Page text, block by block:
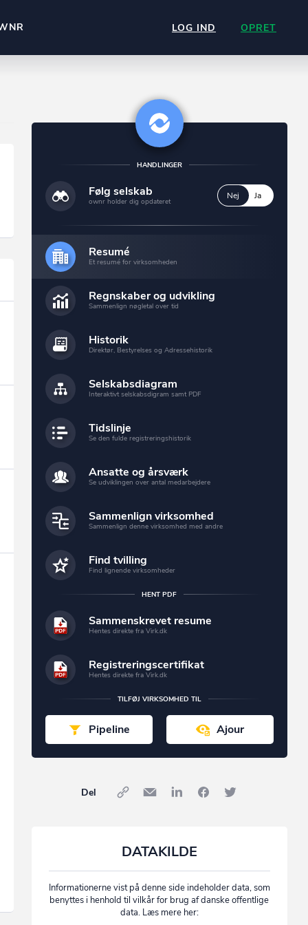
LOG IND OPRET
HANDLINGER
Følg selskab
ownr holder dig opdateret
Nej Ja
Resumé
Et resumé for virksomheden
Regnskaber og udvikling
Sammenlign nøgletal over tid
Historik
Direktør, Bestyrelses og Adressehistorik
Selskabsdiagram
Interaktivt selskabsdigram samt PDF
Tidslinje
Se den fulde registreringshistorik
Ansatte og årsværk
Se udviklingen over antal medarbejdere
Sammenlign virksomhed
Sammenlign denne virksomhed med andre
Find tvilling
Find lignende virksomheder
HENT PDF
Sammenskrevet resume
Hentes direkte fra Virk.dk
Registreringscertifikat
Hentes direkte fra Virk.dk
TILFØJ VIRKSOMHED TIL
Pipeline Ajour
Del
DATAKILDE
Informationerne vist på denne side indeholder data, som
benyttes i henhold til vilkår for brug af danske offentlige
data. Læs mere her: